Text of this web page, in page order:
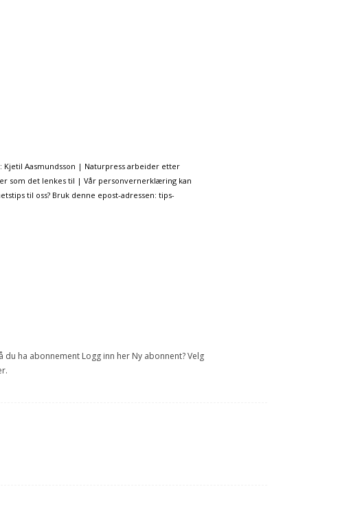
Kjetil Aasmundsson | Naturpress arbeider etter
som det lenkes til | Vår personvernerklæring kan
til oss? Bruk denne epost-adressen: tips-
ha abonnement Logg inn her Ny abonnent? Velg